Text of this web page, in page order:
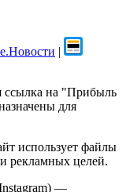
|
ссылка на "Прибыль
для
использует файлы
рекламных целей.
—